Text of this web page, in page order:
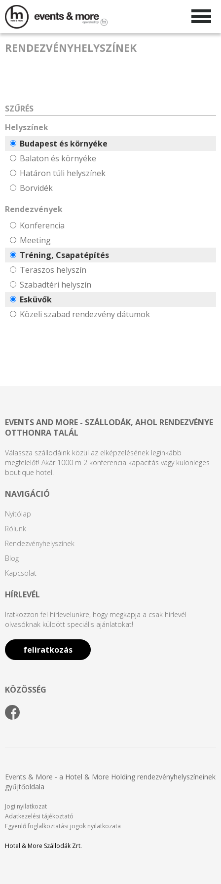
RENDEZVÉNYHELYSZÍNEK
SZŰRÉS
Helyszínek
Budapest és környéke
Balaton és környéke
Határon túli helyszínek
Borvidék
Rendezvények
Konferencia
Meeting
Tréning, Csapatépítés
Teraszos helyszín
Szabadtéri helyszín
Esküvők
Közeli szabad rendezvény dátumok
EVENTS AND MORE - SZÁLLODÁK, AHOL RENDEZVÉNYE
OTTHONRA TALÁL
Válassza szállodáink közül az elképzelésének leginkább
megfelelőt! Akár 1000 m 2 konferencia kapacitás vagy különleges
boutique hotel.
NAVIGÁCIÓ
Nyitólap
Rólunk
Rendezvényhelyszínek
Blog
Kapcsolat
HÍRLEVÉL
Iratkozzon fel hírlevelünkre, hogy megkapja a csak hírlevél
olvasóknak küldött speciális ajánlatokat!
feliratkozás
KÖZÖSSÉG
Events & More - a Hotel & More Holding rendezvényhelyszíneinek
gyűjtőoldala
Jogi nyilatkozat
Adatkezelési tájékoztató
Egyenlő foglalkoztatási jogok nyilatkozata
Hotel & More Szállodák Zrt.